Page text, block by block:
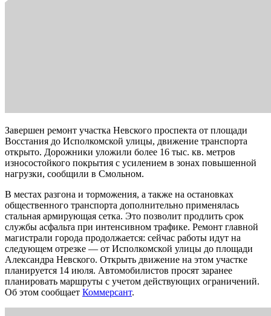
Завершен ремонт участка Невского проспекта от площади
Восстания до Исполкомской улицы, движение транспорта
открыто. Дорожники уложили более 16 тыс. кв. метров
износостойкого покрытия с усилением в зонах повышенной
нагрузки, сообщили в Смольном.
В местах разгона и торможения, а также на остановках
общественного транспорта дополнительно применялась
стальная армирующая сетка. Это позволит продлить срок
службы асфальта при интенсивном трафике. Ремонт главной
магистрали города продолжается: сейчас работы идут на
следующем отрезке — от Исполкомской улицы до площади
Александра Невского. Открыть движение на этом участке
планируется 14 июля. Автомобилистов просят заранее
планировать маршруты с учетом действующих ограничений.
Об этом сообщает Коммерсант.